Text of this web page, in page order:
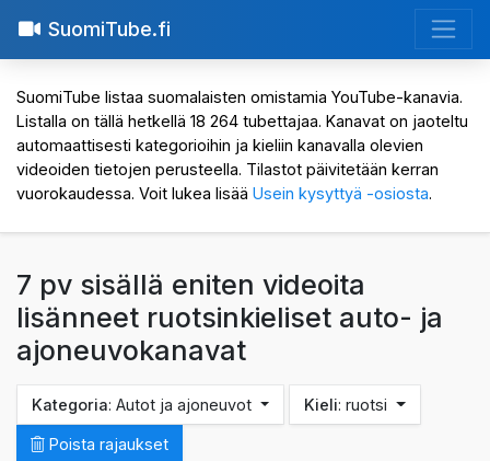
SuomiTube.fi
SuomiTube listaa suomalaisten omistamia YouTube-kanavia.
Listalla on tällä hetkellä 18 264 tubettajaa. Kanavat on jaoteltu
automaattisesti kategorioihin ja kieliin kanavalla olevien
videoiden tietojen perusteella. Tilastot päivitetään kerran
vuorokaudessa. Voit lukea lisää Usein kysyttyä -osiosta.
7 pv sisällä eniten videoita
lisänneet ruotsinkieliset auto- ja
ajoneuvokanavat
Kategoria: Autot ja ajoneuvot Kieli: ruotsi
Poista rajaukset